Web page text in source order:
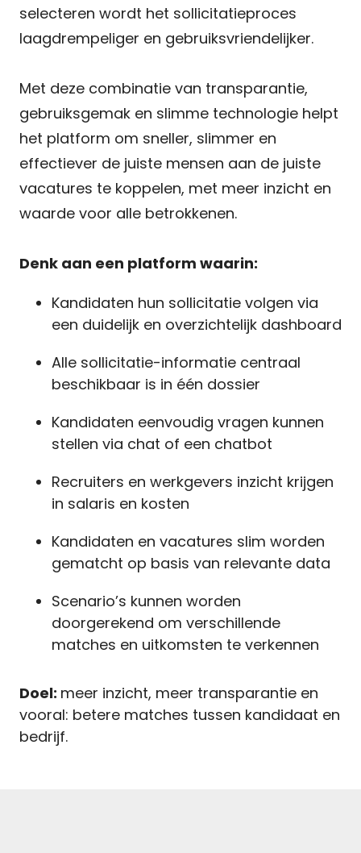
selecteren wordt het sollicitatieproces
laagdrempeliger en gebruiksvriendelijker.
Met deze combinatie van transparantie,
gebruiksgemak en slimme technologie helpt
het platform om sneller, slimmer en
effectiever de juiste mensen aan de juiste
vacatures te koppelen, met meer inzicht en
waarde voor alle betrokkenen.
Denk aan een platform waarin:
Kandidaten hun sollicitatie volgen via
een duidelijk en overzichtelijk dashboard
Alle sollicitatie-informatie centraal
beschikbaar is in één dossier
Kandidaten eenvoudig vragen kunnen
stellen via chat of een chatbot
Recruiters en werkgevers inzicht krijgen
in salaris en kosten
Kandidaten en vacatures slim worden
gematcht op basis van relevante data
Scenario’s kunnen worden
doorgerekend om verschillende
matches en uitkomsten te verkennen
Doel: meer inzicht, meer transparantie en
vooral: betere matches tussen kandidaat en
bedrijf.